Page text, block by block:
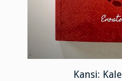
Kansi: